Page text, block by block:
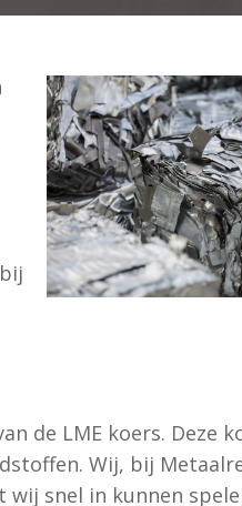
de LME koers. Deze
Wij, bij
snel in kunnen